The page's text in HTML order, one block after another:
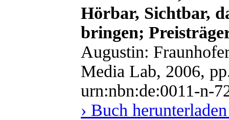
Hörbar, Sichtbar,
bringen;
Augustin:
Media Lab, 2006,
urn:nbn:de:0011-n-
› Buch